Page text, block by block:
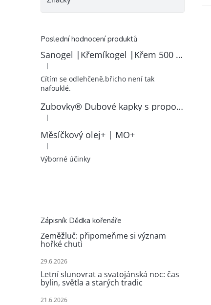
Poslední hodnocení produktů
Sanogel |Křemíkogel |Křem 500 ml
Hodnocení produktu je 5 z 5 hvězdiček.
|
Cítím se odlehčeně,břicho není tak
nafouklé.
Zubovky® Dubové kapky s propolisem | RK–ZP
Hodnocení produktu je 5 z 5 hvězdiček.
|
Měsíčkový olej+ | MO+
Hodnocení produktu je 5 z 5 hvězdiček.
|
Výborné účinky
Zápisník Dědka kořenáře
Zeměžluč: připomeňme si význam
hořké chuti
29.6.2026
Letní slunovrat a svatojánská noc: čas
bylin, světla a starých tradic
21.6.2026